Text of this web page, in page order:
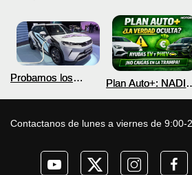
Probamos los
DM-i y EV con más
Plan Auto+: NADIE
coches eléctricos
PHEV 2026
Contactanos de lunes a viernes de 9:00-